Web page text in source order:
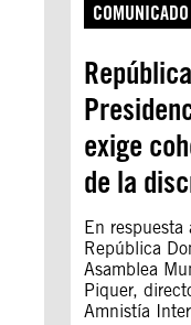
exige
de la
En respuesta
República
Asamblea
Piquer,
Amnistía